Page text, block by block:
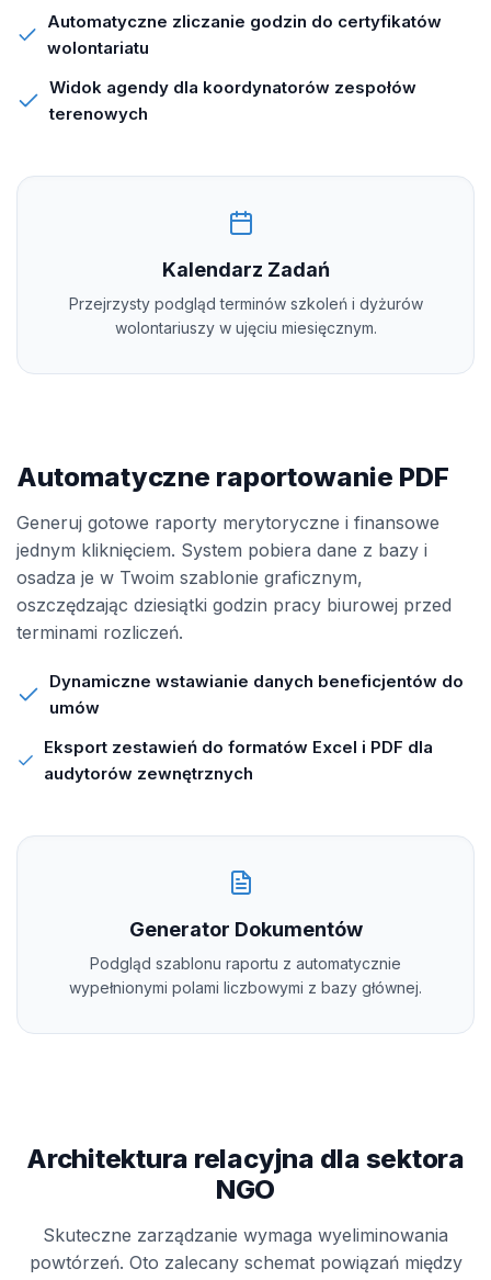
Automatyczne zliczanie godzin do certyfikatów
wolontariatu
Widok agendy dla koordynatorów zespołów
terenowych
Kalendarz Zadań
Przejrzysty podgląd terminów szkoleń i dyżurów
wolontariuszy w ujęciu miesięcznym.
Automatyczne raportowanie PDF
Generuj gotowe raporty merytoryczne i finansowe
jednym kliknięciem. System pobiera dane z bazy i
osadza je w Twoim szablonie graficznym,
oszczędzając dziesiątki godzin pracy biurowej przed
terminami rozliczeń.
Dynamiczne wstawianie danych beneficjentów do
umów
Eksport zestawień do formatów Excel i PDF dla
audytorów zewnętrznych
Generator Dokumentów
Podgląd szablonu raportu z automatycznie
wypełnionymi polami liczbowymi z bazy głównej.
Architektura relacyjna dla sektora
NGO
Skuteczne zarządzanie wymaga wyeliminowania
powtórzeń. Oto zalecany schemat powiązań między